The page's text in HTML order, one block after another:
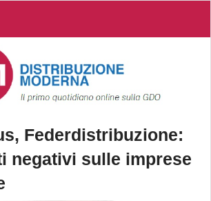
Federdistribuzione:
negativi sulle imprese